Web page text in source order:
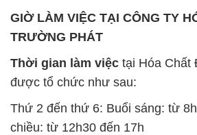
GIỜ LÀM VIỆC TẠI CÔNG TY
TRƯỜNG PHÁT
Thời gian làm việc tại Hóa Chất
được tổ chức như sau:
Thứ 2 đến thứ 6: Buổi sáng: từ
chiều: từ 12h30 đến 17h